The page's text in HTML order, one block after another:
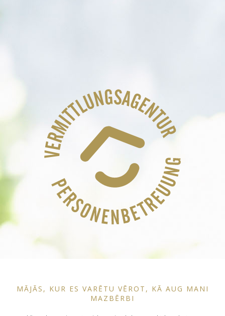
MĀJĀS, KUR ES VARĒTU VĒROT, KĀ AUG MANI
MAZBĒRBI